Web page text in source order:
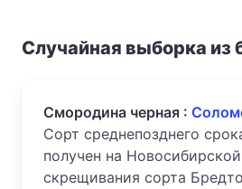
Случайная выборка из
Смородина черная :
Сорт среднепозднего
получен на
скрещивания сорта